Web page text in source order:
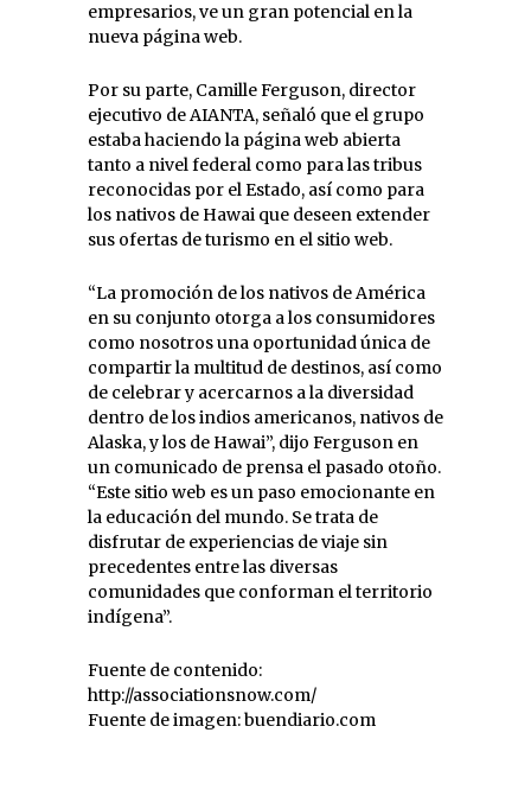
empresarios, ve un gran potencial en la
nueva página web.
Por su parte, Camille Ferguson, director
ejecutivo de AIANTA, señaló que el grupo
estaba haciendo la página web abierta
tanto a nivel federal como para las tribus
reconocidas por el Estado, así como para
los nativos de Hawai que deseen extender
sus ofertas de turismo en el sitio web.
“La promoción de los nativos de América
en su conjunto otorga a los consumidores
como nosotros una oportunidad única de
compartir la multitud de destinos, así como
de celebrar y acercarnos a la diversidad
dentro de los indios americanos, nativos de
Alaska, y los de Hawai”, dijo Ferguson en
un comunicado de prensa el pasado otoño.
“Este sitio web es un paso emocionante en
la educación del mundo. Se trata de
disfrutar de experiencias de viaje sin
precedentes entre las diversas
comunidades que conforman el territorio
indígena”.
Fuente de contenido:
http://associationsnow.com/
Fuente de imagen: buendiario.com